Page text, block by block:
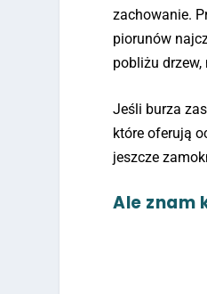
zachowanie.
piorunów
pobliżu
Jeśli burza
które oferują
jeszcze
Ale znam